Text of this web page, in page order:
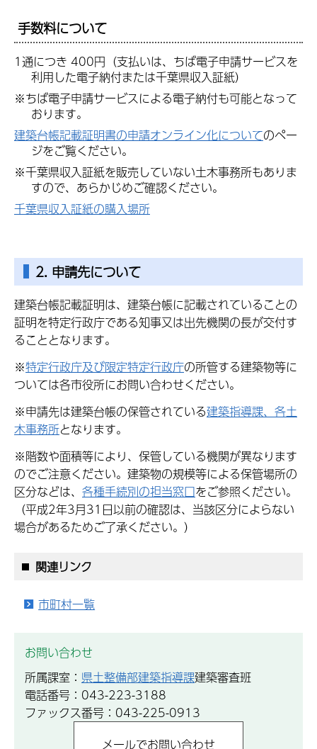
手数料について
1通につき 400円（支払いは、ちば電子申請サービスを
利用した電子納付または千葉県収入証紙）
※ちば電子申請サービスによる電子納付も可能となって
おります。
建築台帳記載証明書の申請オンライン化についてのペー
ジをご覧ください。
※千葉県収入証紙を販売していない土木事務所もありま
すので、あらかじめご確認ください。
千葉県収入証紙の購入場所
2. 申請先について
建築台帳記載証明は、建築台帳に記載されていることの
証明を特定行政庁である知事又は出先機関の長が交付す
ることとなります。
※特定行政庁及び限定特定行政庁の所管する建築物等に
ついては各市役所にお問い合わせください。
※申請先は建築台帳の保管されている建築指導課、各土
木事務所となります。
※階数や面積等により、保管している機関が異なります
のでご注意ください。建築物の規模等による保管場所の
区分などは、 各種手続別の担当窓口をご参照ください。
（平成2年3月31日以前の確認は、当該区分によらない
場合があるためご了承ください。）
関連リンク
市町村一覧
お問い合わせ
所属課室： 県土整備部建築指導課建築審査班
電話番号：043-223-3188
ファックス番号：043-225-0913